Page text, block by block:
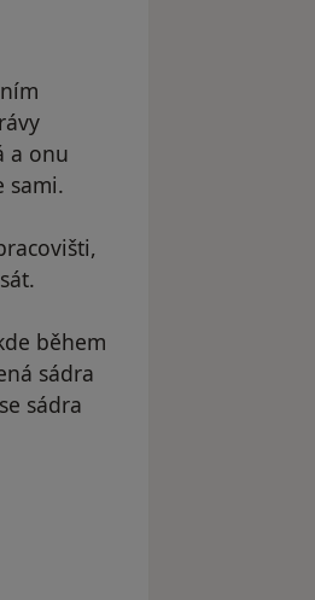
a onu
sami.
během
sádra
sádra